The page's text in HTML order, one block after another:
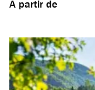
À partir de